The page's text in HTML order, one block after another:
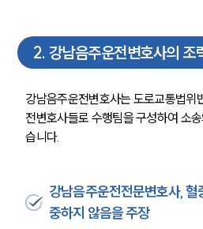
2. 강남음주운전변호사의 조
강남음주운전변호사는 도로교통법위
전변호사들로 수행팀을 구성하여 소
습니다.
강남음주운전전문변호사, 혈
중하지 않음을 주장